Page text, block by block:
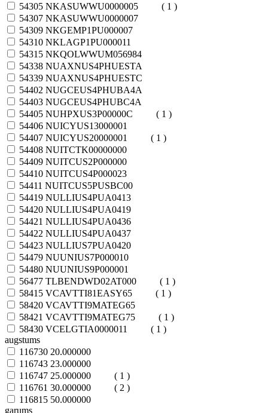
54305 NKASUWWU0000005
( 1 )
54307 NKASUWWU0000007
54309 NKGEMP1PU000007
54310 NKLAGP1PU000011
54315 NKQOLWWUM056984
54338 NUAXNUS4PHUESTA
54339 NUAXNUS4PHUESTC
54402 NUGCEUS4PHUBA4A
54403 NUGCEUS4PHUBC4A
54405 NUHPXUS3P00000C
( 1 )
54406 NUICYUS13000001
54407 NUICYUS20000001
( 1 )
54408 NUITCTK00000000
54409 NUITCUS2P000000
54410 NUITCUS4P000023
54411 NUITCUS5PUSBC00
54419 NULLIUS4PUA0413
54420 NULLIUS4PUA0419
54421 NULLIUS4PUA0436
54422 NULLIUS4PUA0437
54423 NULLIUS7PUA0420
54479 NUUNIUS7P000010
54480 NUUNIUS9P000001
56477 TLBENDWD02AT000
( 1 )
58415 VCAVTTI81EASY65
( 1 )
58420 VCAVTTI9MATEG65
58421 VCAVTTI9MATEG75
( 1 )
58430 VCELGTIA0000011
( 1 )
augstums
116730 20.000000
116743 23.000000
116747 25.000000
( 1 )
116761 30.000000
( 2 )
116815 50.000000
garums